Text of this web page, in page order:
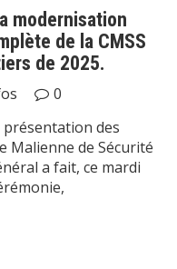
modernisation
de la CMSS
de 2025.
0
des
Malienne de Sécurité
a fait, ce mardi